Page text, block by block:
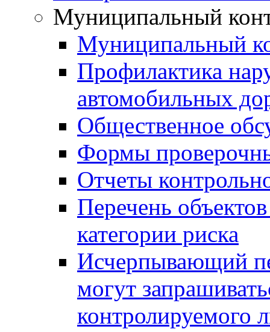
Муниципальный
Муниципальный
Профилактика
автомобильных
Общественное
Формы
Отчеты
Перечень
категории риска
Исчерпывающий
могут
контролируемого